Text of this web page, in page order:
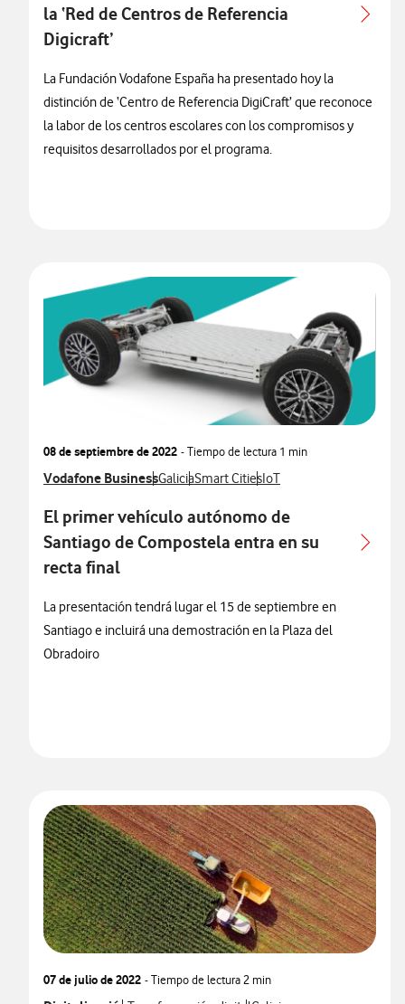
la ‘Red de Centros de Referencia
Digicraft’
La Fundación Vodafone España ha presentado hoy la
distinción de ‘Centro de Referencia DigiCraft’ que reconoce
la labor de los centros escolares con los compromisos y
requisitos desarrollados por el programa.
08 de septiembre de 2022 - Tiempo de lectura 1 min
Ver más notas de prensa relacionados con
Vodafone BusinessVer más notas de prensa relacionados con
GaliciaVer más notas de prensa
Smart CitiesVer más notas de prensa
IoT
El primer vehículo autónomo de
Santiago de Compostela entra en su
recta final
La presentación tendrá lugar el 15 de septiembre en
Santiago e incluirá una demostración en la Plaza del
Obradoiro
07 de julio de 2022 - Tiempo de lectura2 min